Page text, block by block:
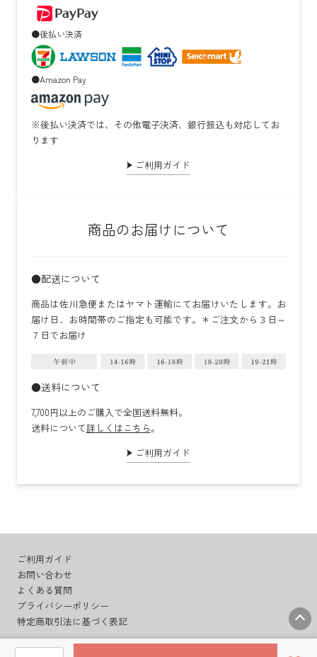
●後払い決済
●Amazon Pay
※後払い決済では、その他電子決済、銀行振込も対応してお
ります
ご利用ガイド
商品のお届けについて
●配送について
商品は佐川急便またはヤマト運輸にてお届けいたします。お
届け日、お時間帯のご指定も可能です。＊ご注文から３日～
７日でお届け
●送料について
7,700円以上のご購入で全国送料無料。
送料について詳しくはこちら。
ご利用ガイド
ご利用ガイド
お問い合わせ
よくある質問
プライバシーポリシー
特定商取引法に基づく表記